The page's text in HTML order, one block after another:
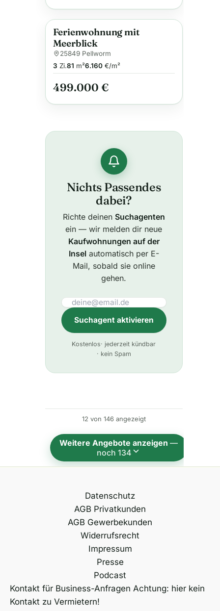
Anzeige
Ferienwohnung mit
Meerblick
25849 Pellworm
3 Zi.81 m²6.160€/m²
499.000 €
Nichts Passendes
dabei?
Richte deinen Suchagenten
ein — wir melden dir neue
Kaufwohnungen auf der
Inselautomatisch per E-
Mail, sobald sie online
gehen.
Suchagent aktivieren
l
a
t
i
Kostenlos· jederzeit kündbar
· kein Spam
12 von 146 angezeigt
Weitere Angebote anzeigen—
noch 134
Datenschutz
AGB Privatkunden
AGB Gewerbekunden
Widerrufsrecht
Impressum
Presse
Podcast
Kontakt für Business-Anfragen Achtung: hier kein
Kontakt zu Vermietern!